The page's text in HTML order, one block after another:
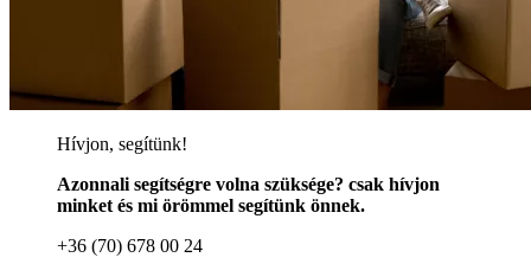
Hívjon, segítünk!
Azonnali segítségre volna szüksége? csak hívjon
minket és mi örömmel segítünk önnek.
+36 (70) 678 00 24